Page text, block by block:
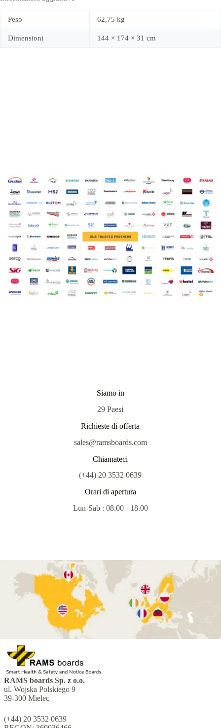
Peso 62,75 kg
Dimensioni 144 × 174 × 31 cm
Siamo in
29 Paesi
Richieste di offerta
sales@ramsboards.com
Chiamateci
(+44) 20 3532 0639
Orari di apertura
Lun-Sab : 08.00 - 18.00
RAMS boards Sp. z o.o.
ul. Wojska Polskiego 9
39-300 Mielec
(+44) 20 3532 0639